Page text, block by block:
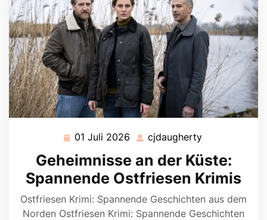
01 Juli 2026 01
2026
cjdaugherty
Geheimnisse an der Küste:
Spannende Ostfriesen Krimis
Ostfriesen Krimi: Spannende Geschichten aus dem
Norden Ostfriesen Krimi: Spannende Geschichten